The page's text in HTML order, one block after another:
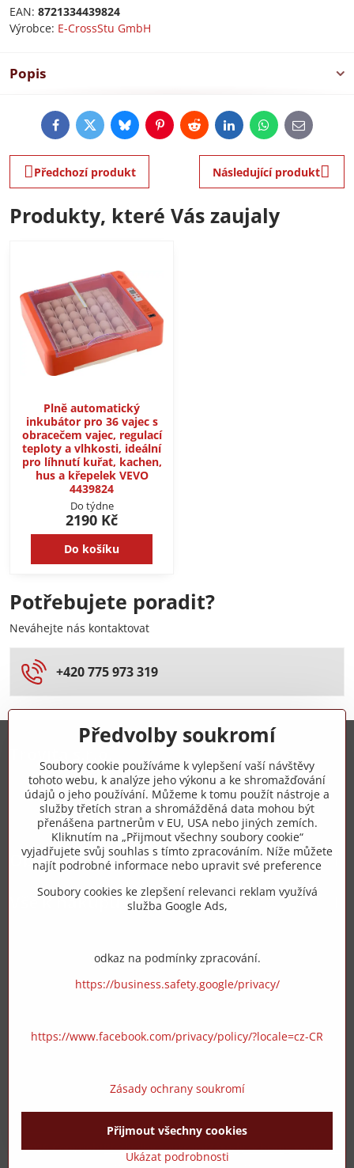
EAN: 8721334439824
Výrobce: E-CrossStu GmbH​
Popis
FacebookTwitterBlueskyPinterestRedditLinkedInWhatsApp
E-
mail
Předchozí produkt Následující produkt
Produkty, které Vás zaujaly
Plně automatický
inkubátor pro 36 vajec s
obracečem vajec, regulací
teploty a vlhkosti, ideální
pro líhnutí kuřat, kachen,
hus a křepelek VEVO
4439824
Do týdne
2190 Kč
Do košíku
Potřebujete poradit?
Neváhejte nás kontaktovat
+420 775 973 319
+420 775 973 319
info​@zipzop​.cz
Objednávky
Vše k nákupu
©2026CopyrightPředvolby soukromíZásady ochrany soukromí
Vytvořeno systémem:ByznysWeb.cz
Předvolby soukromí
Soubory cookie používáme k vylepšení vaší návštěvy
tohoto webu, k analýze jeho výkonu a ke shromažďování
údajů o jeho používání. Můžeme k tomu použít nástroje a
služby třetích stran a shromážděná data mohou být
přenášena partnerům v EU, USA nebo jiných zemích.
Kliknutím na „Přijmout všechny soubory cookie“
vyjadřujete svůj souhlas s tímto zpracováním. Níže můžete
najít podrobné informace nebo upravit své preference
Soubory cookies ke zlepšení relevanci reklam využívá
služba Google Ads,
odkaz na podmínky zpracování.
https://business.safety.google/privacy/
https://www.facebook.com/privacy/policy/?locale=cz-CR
Zásady ochrany soukromí
Ukázat podrobnosti
Přijmout všechny cookies